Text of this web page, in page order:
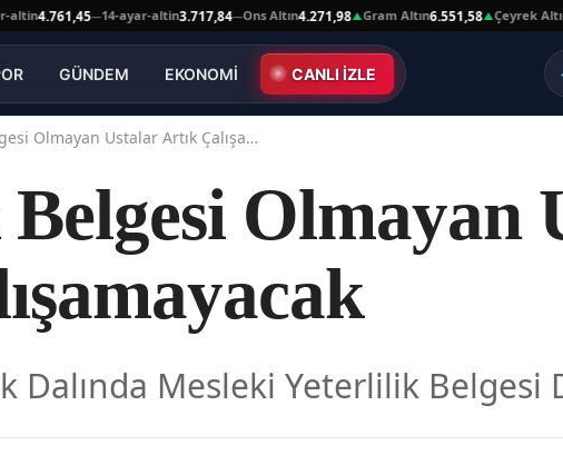
4.761,45—14-ayar-altin3.717,84—Ons Altın4.271,98▲Gram Altın6.551,58▲Çeyrek Altın
GÜNDEM EKONOMİ CANLI İZLE
Yeterlilik Belgesi Olmayan Ustalar Artık Çalışamayacak
Olmayan
Dalında Mesleki Yeterlilik Belgesi